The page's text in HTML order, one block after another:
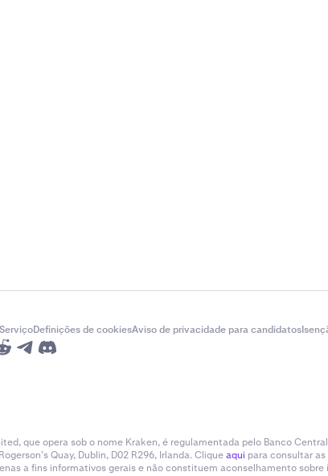
Definições de cookiesAviso de privacidade para candidatos
que opera sob o nome Kraken, é regulamentada pelo Banco
Quay, Dublin, D02 R296, Irlanda. Cliqueaqui para consultar
a fins informativos gerais e não constituem aconselhamento